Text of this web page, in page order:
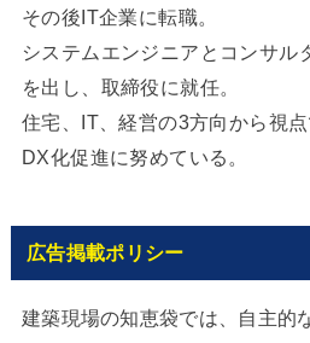
その後IT企業に転職。
システムエンジニアとコンサル
を出し、取締役に就任。
住宅、IT、経営の3方向から視点
DX化促進に努めている。
広告掲載ポリシー
建築現場の知恵袋では、自主的